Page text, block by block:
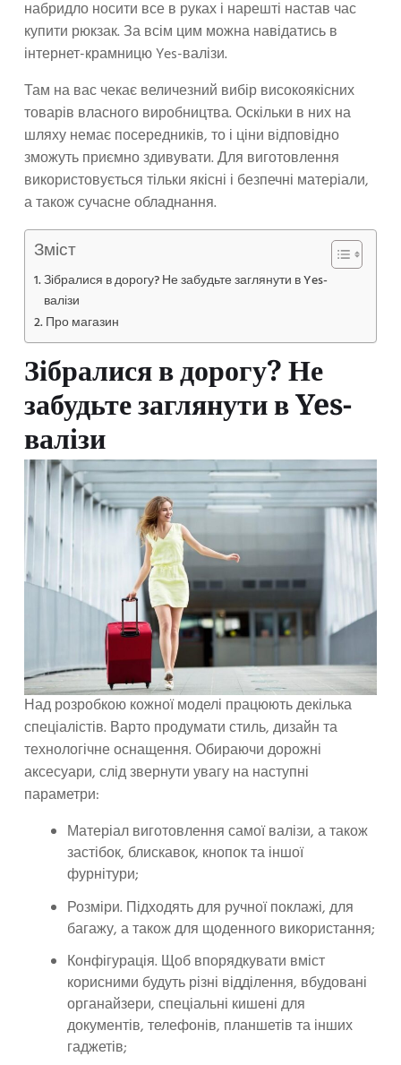
набридло носити все в руках і нарешті настав час
купити рюкзак. За всім цим можна навідатись в
інтернет-крамницю Yes-валізи.
Там на вас чекає величезний вибір високоякісних
товарів власного виробництва. Оскільки в них на
шляху немає посередників, то і ціни відповідно
зможуть приємно здивувати. Для виготовлення
використовується тільки якісні і безпечні матеріали,
а також сучасне обладнання.
Зміст
Зібралися в дорогу? Не забудьте заглянути в Yes-
валізи
Про магазин
Зібралися в дорогу? Не
забудьте заглянути в Yes-
валізи
Над розробкою кожної моделі працюють декілька
спеціалістів. Варто продумати стиль, дизайн та
технологічне оснащення. Обираючи дорожні
аксесуари, слід звернути увагу на наступні
параметри:
Матеріал виготовлення самої валізи, а також
застібок, блискавок, кнопок та іншої
фурнітури;
Розміри. Підходять для ручної поклажі, для
багажу, а також для щоденного використання;
Конфігурація. Щоб впорядкувати вміст
корисними будуть різні відділення, вбудовані
органайзери, спеціальні кишені для
документів, телефонів, планшетів та інших
гаджетів;